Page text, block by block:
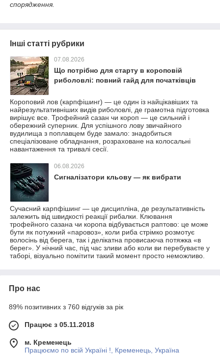
спорядження.
Інші статті рубрики
07.08.2026
Що потрібно для старту в короповій
риболовлі: повний гайд для початківців
Короповий лов (карпфішинг) — це один із найцікавіших та
найрезультативніших видів риболовлі, де грамотна підготовка
вирішує все. Трофейний сазан чи короп — це сильний і
обережний суперник. Для успішного лову звичайного
вудилища з поплавцем буде замало: знадобиться
спеціалізоване обладнання, розраховане на колосальні
навантаження та тривалі сесії.
06.08.2026
Сигналізатори кльову — як вибрати
Сучасний карпфішинг — це дисципліна, де результативність
залежить від швидкості реакції рибалки. Клювання
трофейного сазана чи коропа відбувається раптово: це може
бути як потужний «паровоз», коли риба стрімко розмотує
волосінь від берега, так і делікатна провисаюча потяжка «в
берег». У нічний час, під час зливи або коли ви перебуваєте у
таборі, візуально помітити такий момент просто неможливо.
Про нас
89% позитивних з 760 відгуків за рік
Працює з 05.11.2018
м. Кременець
Працюємо по всій Україні !, Кременець, Україна